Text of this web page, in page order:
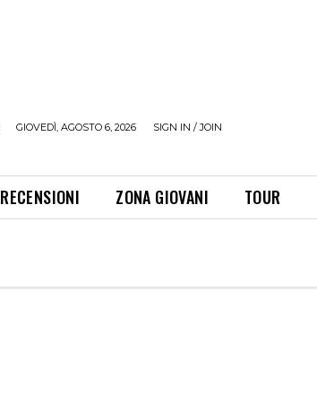
GIOVEDÌ, AGOSTO 6, 2026 SIGN IN / JOIN
RECENSIONI ZONA GIOVANI TOUR